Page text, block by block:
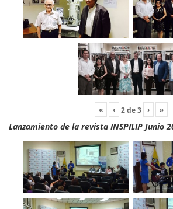
« ‹ 2de3 › »
Lanzamiento de la revista INSPILIP Junio